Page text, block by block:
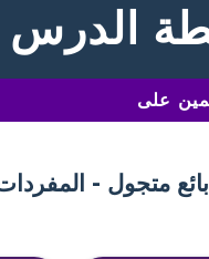
الدرس